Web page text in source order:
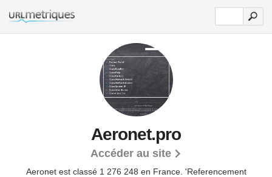
Aeronet.pro
Accéder au site
Aeronet est classé 1 276 248 en France. 'Referencement